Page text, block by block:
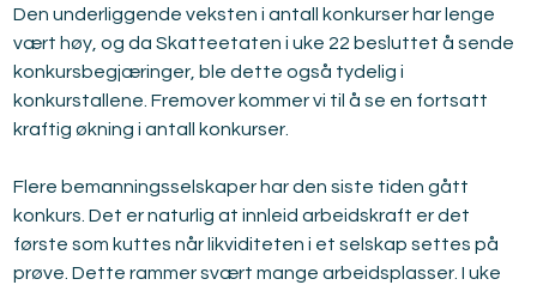
Den underliggende veksten i antall konkurser har lenge
vært høy, og da Skatteetaten i uke 22 besluttet å sende
konkursbegjæringer, ble dette også tydelig i
konkurstallene. Fremover kommer vi til å se en fortsatt
kraftig økning i antall konkurser.
Flere bemanningsselskaper har den siste tiden gått
konkurs. Det er naturlig at innleid arbeidskraft er det
første som kuttes når likviditeten i et selskap settes på
prøve. Dette rammer svært mange arbeidsplasser. I uke